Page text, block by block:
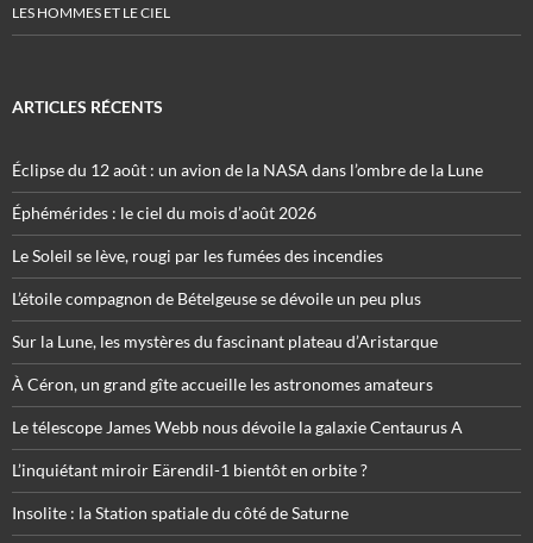
LES HOMMES ET LE CIEL
ARTICLES RÉCENTS
Éclipse du 12 août : un avion de la NASA dans l’ombre de la Lune
Éphémérides : le ciel du mois d’août 2026
Le Soleil se lève, rougi par les fumées des incendies
L’étoile compagnon de Bételgeuse se dévoile un peu plus
Sur la Lune, les mystères du fascinant plateau d’Aristarque
À Céron, un grand gîte accueille les astronomes amateurs
Le télescope James Webb nous dévoile la galaxie Centaurus A
L’inquiétant miroir Eärendil-1 bientôt en orbite ?
Insolite : la Station spatiale du côté de Saturne